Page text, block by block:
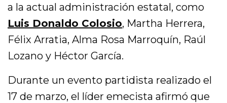
a la actual administración estatal, como
Luis Donaldo Colosio, Martha Herrera,
Félix Arratia, Alma Rosa Marroquín, Raúl
Lozano y Héctor García.
Durante un evento partidista realizado el
17 de marzo, el líder emecista afirmó que